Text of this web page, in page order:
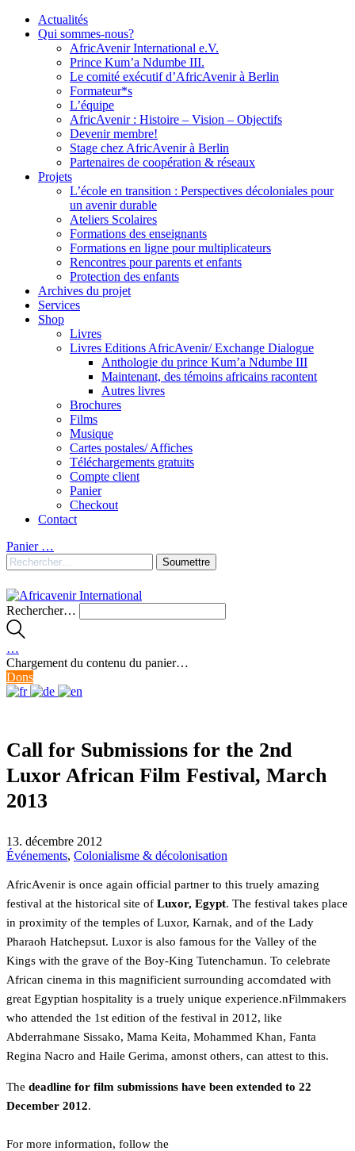
Actualités
Qui sommes-nous?
AfricAvenir International e.V.
Prince Kum’a Ndumbe III.
Le comité exécutif d’AfricAvenir à Berlin
Formateur*s
L’équipe
AfricAvenir : Histoire – Vision – Objectifs
Devenir membre!
Stage chez AfricAvenir à Berlin
Partenaires de coopération & réseaux
Projets
L’école en transition : Perspectives décoloniales pour
un avenir durable
Ateliers Scolaires
Formations des enseignants
Formations en ligne pour multiplicateurs
Rencontres pour parents et enfants
Protection des enfants
Archives du projet
Services
Shop
Livres
Livres Editions AfricAvenir/ Exchange Dialogue
Anthologie du prince Kum’a Ndumbe III
Maintenant, des témoins africains racontent
Autres livres
Brochures
Films
Musique
Cartes postales/ Affiches
Téléchargements gratuits
Compte client
Panier
Checkout
Contact
Panier …
Rechercher…
…
Chargement du contenu du panier…
Dons
Call for Submissions for the 2nd
Luxor African Film Festival, March
2013
13. décembre 2012
Événements, Colonialisme & décolonisation
AfricAvenir is once again official partner to this truely amazing
festival at the historical site of Luxor, Egypt. The festival takes place
in proximity of the temples of Luxor, Karnak, and of the Lady
Pharaoh Hatchepsut. Luxor is also famous for the Valley of the
Kings with the grave of the Boy-King Tutenchamun. To celebrate
African cinema in this magnificient surrounding accomdated with
great Egyptian hospitality is a truely unique experience.nFilmmakers
who attended the 1st edition of the festival in 2012, like
Abderrahmane Sissako, Mama Keita, Mohammed Khan, Fanta
Regina Nacro and Haile Gerima, amonst others, can attest to this.
The deadline for film submissions have been extended to 22
December 2012.
For more information, follow the